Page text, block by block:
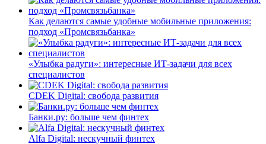
Как делаются самые удобные мобильные приложения:
подход «Промсвязьбанка»
«Улыбка радуги»: интересные ИТ-задачи для всех
специалистов
CDEK Digital: свобода развития
Банки.ру: больше чем финтех
Alfa Digital: нескучный финтех